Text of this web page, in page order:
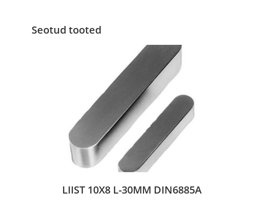
Seotud tooted
LIIST 10X8 L-30MM DIN6885A